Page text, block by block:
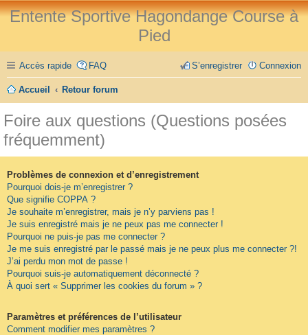
Entente Sportive Hagondange Course à
Pied
Accès rapide FAQ Connexion
S’enregistrer
Accueil Retour forum
Foire aux questions (Questions posées
fréquemment)
Problèmes de connexion et d’enregistrement
Pourquoi dois-je m’enregistrer ?
Que signifie COPPA ?
Je souhaite m’enregistrer, mais je n’y parviens pas !
Je suis enregistré mais je ne peux pas me connecter !
Pourquoi ne puis-je pas me connecter ?
Je me suis enregistré par le passé mais je ne peux plus me connecter ?!
J’ai perdu mon mot de passe !
Pourquoi suis-je automatiquement déconnecté ?
À quoi sert « Supprimer les cookies du forum » ?
Paramètres et préférences de l’utilisateur
Comment modifier mes paramètres ?